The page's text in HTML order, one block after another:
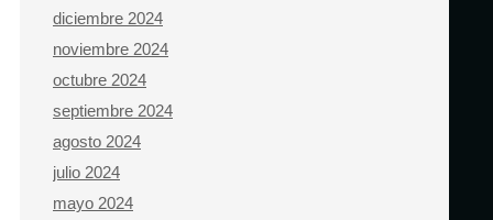
diciembre 2024
noviembre 2024
octubre 2024
septiembre 2024
agosto 2024
julio 2024
mayo 2024